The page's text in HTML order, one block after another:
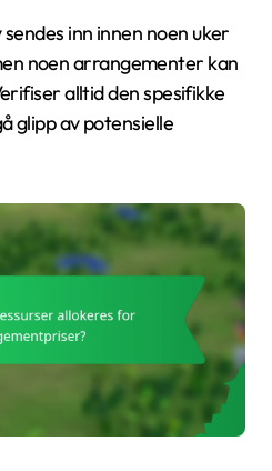
inn innen noen uker
noen arrangementer kan
alltid den spesifikke
glipp av potensielle